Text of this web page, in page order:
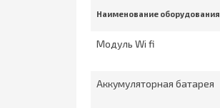
Наименование оборудования
Модуль Wi fi
Аккумуляторная батарея